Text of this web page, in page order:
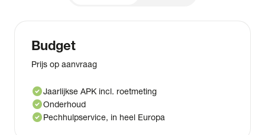
Budget
Prijs op aanvraag
check_circleJaarlijkse APK incl. roetmeting
check_circleOnderhoud
check_circlePechhulpservice, in heel Europa